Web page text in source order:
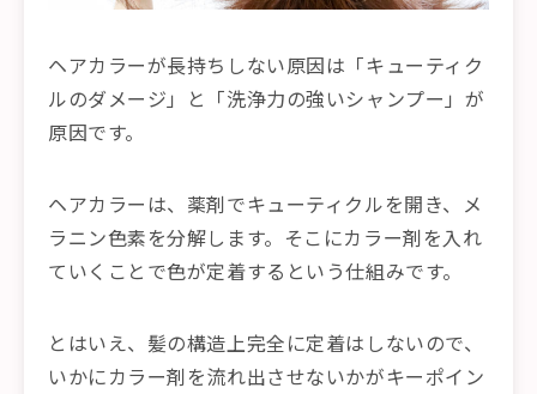
ヘアカラーが長持ちしない原因は「キューティク
ルのダメージ」と「洗浄力の強いシャンプー」が
原因です。
ヘアカラーは、薬剤でキューティクルを開き、メ
ラニン色素を分解します。そこにカラー剤を入れ
ていくことで色が定着するという仕組みです。
とはいえ、髪の構造上完全に定着はしないので、
いかにカラー剤を流れ出させないかがキーポイン